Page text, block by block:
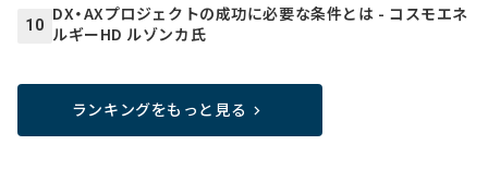
10
DX・AXプロジェクトの成功に必要な条件とは - コスモエネ
ルギーHD ルゾンカ氏
ランキングをもっと見る